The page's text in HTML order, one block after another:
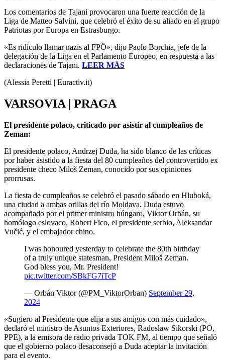
Los comentarios de Tajani provocaron una fuerte reacción de la
Liga de Matteo Salvini, que celebró el éxito de su aliado en el grupo
Patriotas por Europa en Estrasburgo.
«Es ridículo llamar nazis al FPÖ», dijo Paolo Borchia, jefe de la
delegación de la Liga en el Parlamento Europeo, en respuesta a las
declaraciones de Tajani. LEER MÁS
(Alessia Peretti | Euractiv.it)
VARSOVIA | PRAGA
El presidente polaco, criticado por asistir al cumpleaños de
Zeman:
El presidente polaco, Andrzej Duda, ha sido blanco de las críticas
por haber asistido a la fiesta del 80 cumpleaños del controvertido ex
presidente checo Miloš Zeman, conocido por sus opiniones
prorrusas.
La fiesta de cumpleaños se celebró el pasado sábado en Hluboká,
una ciudad a ambas orillas del río Moldava. Duda estuvo
acompañado por el primer ministro húngaro, Viktor Orbán, su
homólogo eslovaco, Robert Fico, el presidente serbio, Aleksandar
Vučić, y el embajador chino.
I was honoured yesterday to celebrate the 80th birthday
of a truly unique statesman, President Miloš Zeman.
God bless you, Mr. President!
pic.twitter.com/SBkFG7iTcP
— Orbán Viktor (@PM_ViktorOrban) September 29,
2024
«Sugiero al Presidente que elija a sus amigos con más cuidado»,
declaró el ministro de Asuntos Exteriores, Radosław Sikorski (PO,
PPE), a la emisora de radio privada TOK FM, al tiempo que señaló
que el gobierno polaco desaconsejó a Duda aceptar la invitación
para el evento.